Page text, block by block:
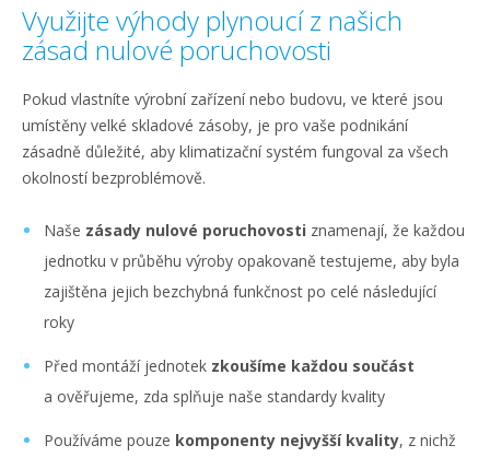
Využijte výhody plynoucí z našich
zásad nulové poruchovosti
Pokud vlastníte výrobní zařízení nebo budovu, ve které jsou
umístěny velké skladové zásoby, je pro vaše podnikání
zásadně důležité, aby klimatizační systém fungoval za všech
okolností bezproblémově.
Naše zásady nulové poruchovosti znamenají, že každou
jednotku v průběhu výroby opakovaně testujeme, aby byla
zajištěna jejich bezchybná funkčnost po celé následující
roky
Před montáží jednotek zkoušíme každou součást
a ověřujeme, zda splňuje naše standardy kvality
Používáme pouze komponenty nejvyšší kvality, z nichž